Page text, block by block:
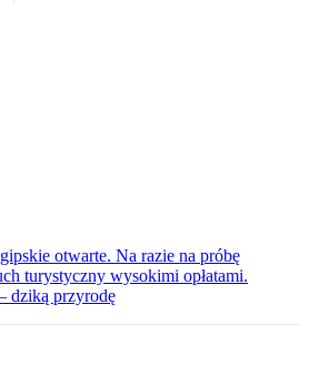
otwarte. Na razie na próbę
turystyczny wysokimi opłatami.
dziką przyrodę